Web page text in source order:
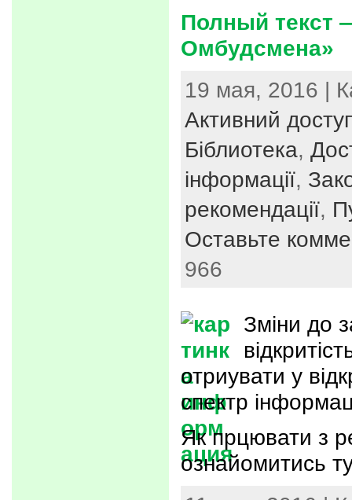
Полный текст
Омбудсмена»
19 мая, 2016 |
Активний
Біблиотека,
інформації,
рекомендації,
Оставьте
966
Зміни до
отриувати у
спектр
Як прцювати з
ознайомитись